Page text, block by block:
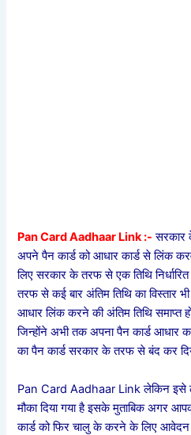
Pan Card Aadhaar Link :- सरकार
अपने पैन कार्ड को आधार कार्ड से लिंक
लिए सरकार के तरफ से एक तिथि
तरफ से कई बार अंतिम तिथि का विस्तार
आधार लिंक करने की अंतिम तिथि समाप्त
जिन्होंने अभी तक अपना पैन कार्ड आधार
का पैन कार्ड सरकार के तरफ से बंद कर
Pan Card Aadhaar Link लेकिन
मौका दिया गया है इसके मुताबिक अगर
कार्ड को फिर चालु के करने के लिए